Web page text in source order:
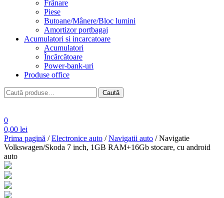
Frânare
Piese
Butoane/Mânere/Bloc lumini
Amortizor portbagaj
Acumulatori si incarcatoare
Acumulatori
Încărcătoare
Power-bank-uri
Produse office
Caută
după:
Caută
0
0,00 lei
Prima pagină /Electronice auto /Navigatii auto / Navigatie
Volkswagen/Skoda 7 inch, 1GB RAM+16Gb stocare, cu android
auto